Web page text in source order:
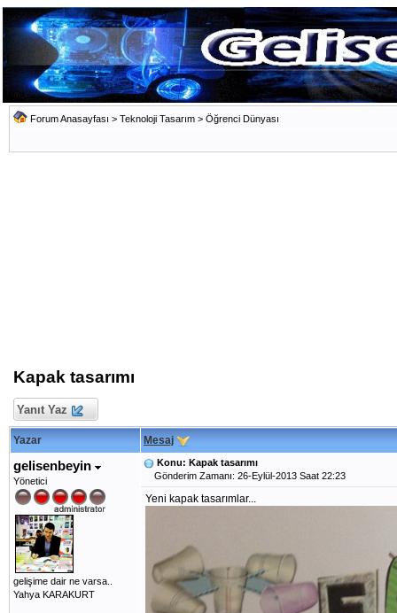
Forum Anasayfası > Teknoloji Tasarım > Öğrenci Dünyası
Kapak tasarımı
Yanıt Yaz
Yazar Mesaj
gelisenbeyin
Yönetici
gelişime dair ne varsa..
Yahya KARAKURT
Konu: Kapak tasarımı
Gönderim Zamanı: 26-Eylül-2013 Saat 22:23
Yeni kapak tasarımlar...